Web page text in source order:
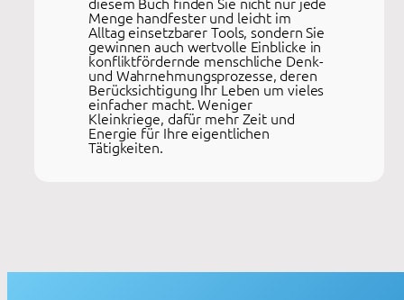
Menge handfester und leicht im
Alltag einsetzbarer Tools, sondern Sie
gewinnen auch wertvolle Einblicke in
konfliktfördernde menschliche Denk-
und Wahrnehmungsprozesse, deren
Berücksichtigung Ihr Leben um vieles
einfacher macht. Weniger
Kleinkriege, dafür mehr Zeit und
Energie für Ihre eigentlichen
Tätigkeiten.